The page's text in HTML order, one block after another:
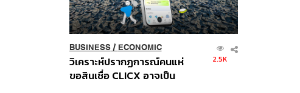
BUSINESS/ ECONOMIC
วิเคราะห์ปรากฏการณ์คนแห่
ขอสินเชื่อ CLICX อาจเป็น
2.5K